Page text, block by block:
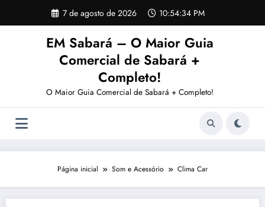
o
7 de agosto de 2026 10:54:34 PM
EM Sabará – O Maior Guia
Comercial de Sabará +
Completo!
O Maior Guia Comercial de Sabará + Completo!
Página inicial Som e Acessório Clima Car